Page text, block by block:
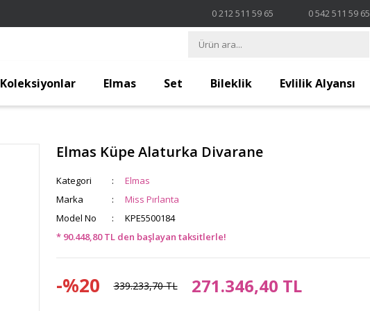
0 212 511 59 65 0 542 511 59 65
Koleksiyonlar Elmas Set Bileklik Evlilik Alyansı
Elmas Küpe Alaturka Divarane
Kategori
Elmas
Marka
Miss Pırlanta
Model No
KPE5500184
* 90.448,80 TL den başlayan taksitlerle!
-%20 339.233,70 TL 271.346,40 TL